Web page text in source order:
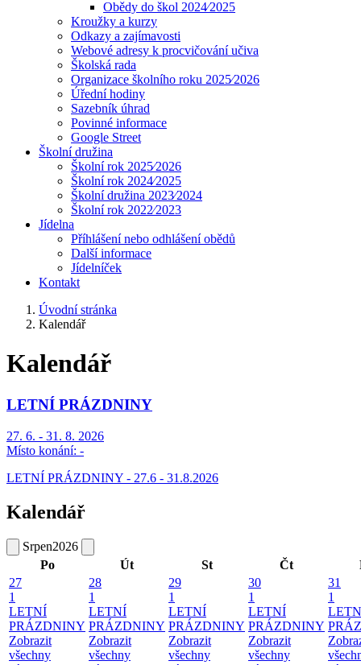
Obědy do škol 2024⁄2025
Kroužky a kurzy
Odkazy a zajímavosti
Webové adresy k procvičování učiva
Školská rada
Organizace školního roku 2025⁄2026
Úřední hodiny
Sazebník úhrad
Povinné informace
Google Street
Školní družina
Školní rok 2025⁄2026
Školní rok 2024⁄2025
Školní družina 2023⁄2024
Školní rok 2022⁄2023
Jídelna
Příhlášení nebo odhlášení obědů
Další informace
Jídelníček
Kontakt
Úvodní stránka
Kalendář
Kalendář
LETNÍ PRÁZDNINY
27. 6. - 31. 8. 2026
Místo konání: -
LETNÍ PRÁZDNINY - 27.6 - 31.8.2026
Kalendář
Srpen2026
Po
Út St Čt
27
1
LETNÍ
PRÁZDNINY
Zobrazit
všechny
28
1
LETNÍ
PRÁZDNINY
Zobrazit
všechny
29
1
LETNÍ
PRÁZDNINY
Zobrazit
všechny
30
1
LETNÍ
PRÁZDNINY
Zobrazit
všechny
31
1